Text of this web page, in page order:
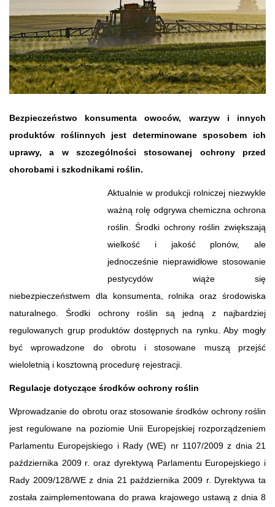
Bezpieczeństwo konsumenta owoców, warzyw i innych
produktów roślinnych jest determinowane sposobem ich
uprawy, a w szczególności stosowanej ochrony przed
chorobami i szkodnikami roślin.
Aktualnie w produkcji rolniczej niezwykle
ważną rolę odgrywa chemiczna ochrona
roślin. Środki ochrony roślin zwiększają
wielkość i jakość plonów, ale
jednocześnie nieprawidłowe stosowanie
pestycydów wiąże się
niebezpieczeństwem dla konsumenta, rolnika oraz środowiska
naturalnego. Środki ochrony roślin są jedną z najbardziej
regulowanych grup produktów dostępnych na rynku. Aby mogły
być wprowadzone do obrotu i stosowane muszą przejść
wieloletnią i kosztowną procedurę rejestracji.
Regulacje dotyczące środków ochrony roślin
Wprowadzanie do obrotu oraz stosowanie środków ochrony roślin
jest regulowane na poziomie Unii Europejskiej rozporządzeniem
Parlamentu Europejskiego i Rady (WE) nr 1107/2009 z dnia 21
października 2009 r. oraz dyrektywą Parlamentu Europejskiego i
Rady 2009/128/WE z dnia 21 października 2009 r. Dyrektywa ta
została zaimplementowana do prawa krajowego ustawą z dnia 8